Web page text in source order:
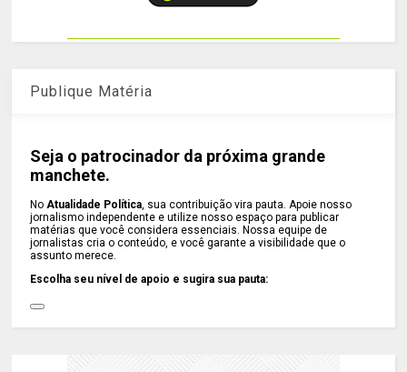
Publique Matéria
Seja o patrocinador da próxima grande
manchete.
NoAtualidade Política, sua contribuição vira pauta. Apoie nosso
jornalismo independente e utilize nosso espaço para publicar
matérias que você considera essenciais. Nossa equipe de
jornalistas cria o conteúdo, e você garante a visibilidade que o
assunto merece.
Escolha seu nível de apoio e sugira sua pauta: